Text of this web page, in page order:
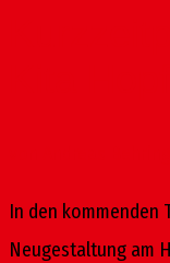
In den kommenden
Neugestaltung am